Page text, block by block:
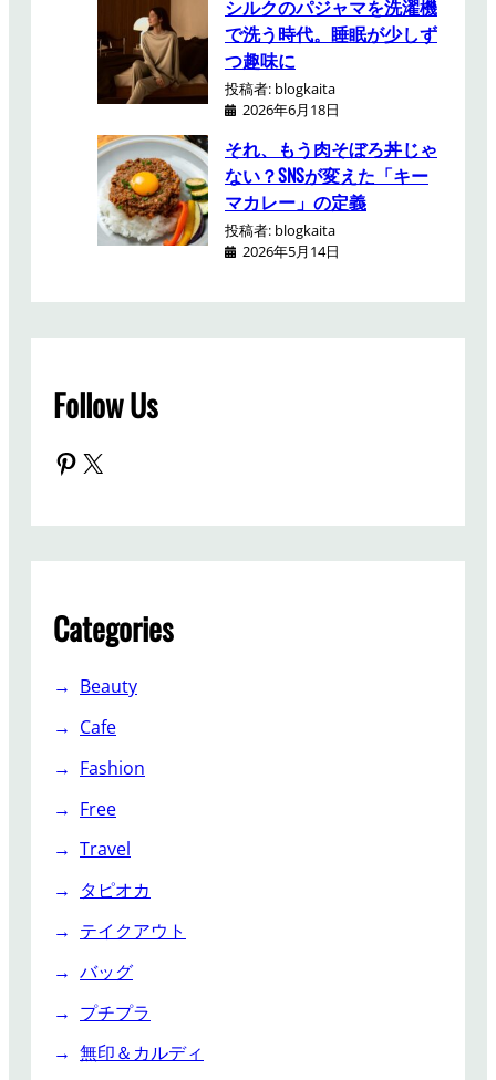
シルクのパジャマを洗濯機
で洗う時代。睡眠が少しず
つ趣味に
投稿者: blogkaita
2026年6月18日
それ、もう肉そぼろ丼じゃ
ない？SNSが変えた「キー
マカレー」の定義
投稿者: blogkaita
2026年5月14日
Follow Us
Pinterest X
Categories
Beauty
Cafe
Fashion
Free
Travel
タピオカ
テイクアウト
バッグ
プチプラ
無印＆カルディ